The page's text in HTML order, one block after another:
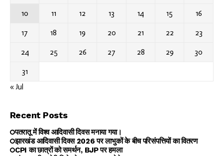
10 11 12 13 14 15 16
17 18 19 20 21 22 23
24 25 26 27 28 29 30
31
« Jul
Recent Posts
पतरातू में विश्व आदिवासी दिवस मनाया गया।
झारखंड आदिवासी दिवस 2026 पर लाभुकों के बीच परिसंपत्तियों का वितरण
CPI का छात्रों को समर्थन, BJP पर हमला